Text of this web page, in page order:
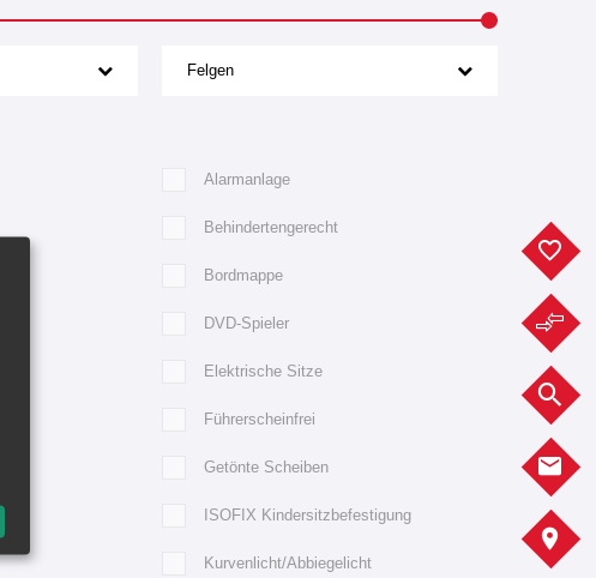
Felgen
Alarmanlage
Behindertengerecht
Bordmappe
DVD-Spieler
Elektrische Sitze
Führerscheinfrei
Getönte Scheiben
ISOFIX Kindersitzbefestigung
Kurvenlicht/Abbiegelicht